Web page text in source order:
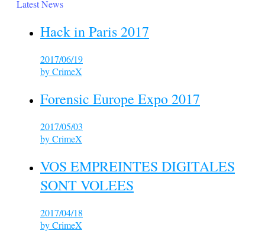
Latest News
Hack in Paris 2017
2017/06/19
byCrimeX
Forensic Europe Expo 2017
2017/05/03
byCrimeX
VOS EMPREINTES DIGITALES
SONT VOLEES
2017/04/18
byCrimeX